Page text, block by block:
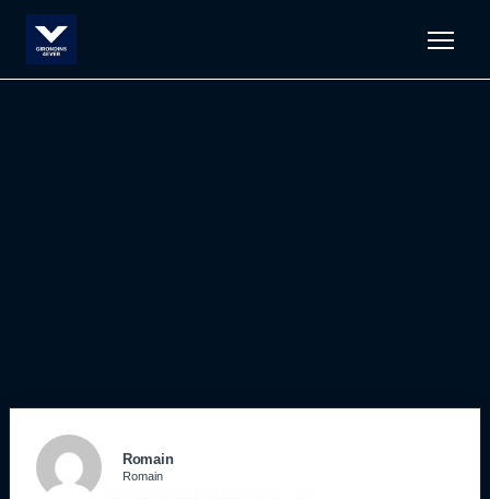
Romain
Romain